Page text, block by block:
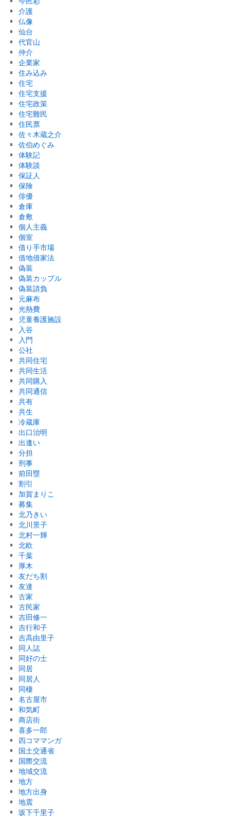
介護
仏像
仙台
代官山
仲介
企業家
住み込み
住宅
住宅支援
住宅政策
住宅難民
住民票
佐々木蔵之介
佐伯めぐみ
体験記
体験談
保証人
保険
俳優
倉庫
倉敷
個人主義
個室
借り手市場
借地借家法
偽装
偽装カップル
偽装請負
元麻布
光熱費
児童養護施設
入谷
入門
公社
共同住宅
共同生活
共同購入
共同通信
共有
共生
冷蔵庫
出口治明
出逢い
分担
刑事
前田塁
割引
加賀まりこ
募集
北乃きい
北川景子
北村一輝
北欧
千葉
厚木
友だち割
友達
古家
古民家
吉田修一
吉行和子
吉高由里子
同人誌
同好の士
同居
同居人
同棲
名古屋市
和気町
商店街
喜多一郎
四コママンガ
国土交通省
国際交流
地域交流
地方
地方出身
地震
坂下千里子